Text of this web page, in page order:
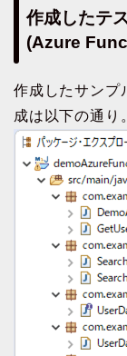
作成したテ
(Azure
作成したサンプ
成は以下の通り。